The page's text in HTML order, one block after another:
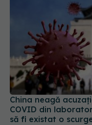
China neagă
COVID din
să fi existat o